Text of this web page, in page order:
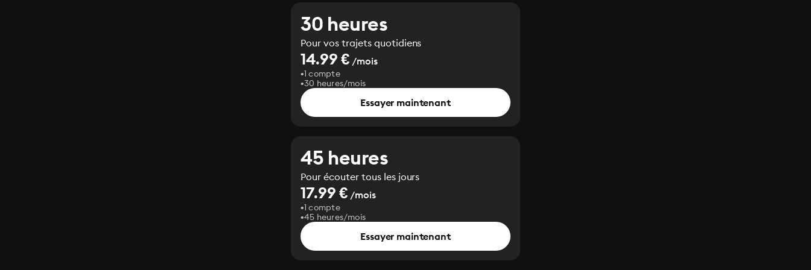
30 heures
Pour vos trajets quotidiens
14.99 € /mois
1 compte
30 heures/mois
Essayer maintenant
45 heures
Pour écouter tous les jours
17.99 € /mois
1 compte
45 heures/mois
Essayer maintenant